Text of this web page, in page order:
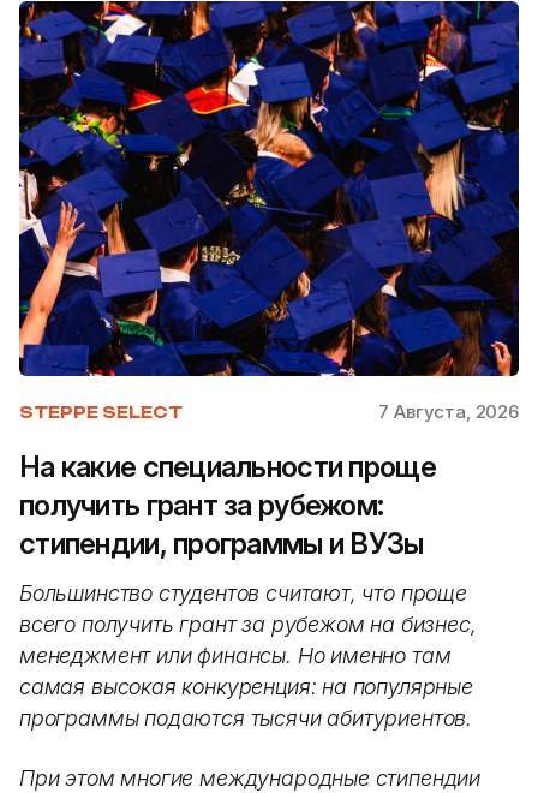
STEPPE SELECT 7 Августа, 2026
На какие специальности проще
получить грант за рубежом:
стипендии, программы и ВУЗы
Большинство студентов считают, что проще
всего получить грант за рубежом на бизнес,
менеджмент или финансы. Но именно там
самая высокая конкуренция: на популярные
программы подаются тысячи абитуриентов.
При этом многие международные стипендии